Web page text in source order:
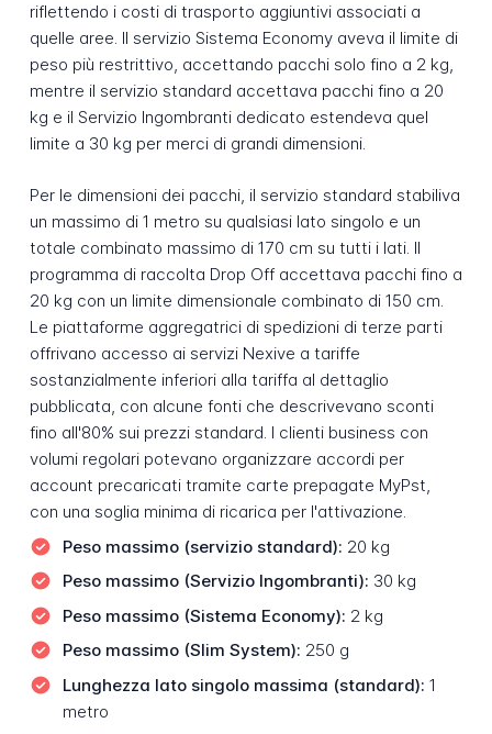
riflettendo i costi di trasporto aggiuntivi associati a
quelle aree. Il servizio Sistema Economy aveva il limite di
peso più restrittivo, accettando pacchi solo fino a 2 kg,
mentre il servizio standard accettava pacchi fino a 20
kg e il Servizio Ingombranti dedicato estendeva quel
limite a 30 kg per merci di grandi dimensioni.
Per le dimensioni dei pacchi, il servizio standard stabiliva
un massimo di 1 metro su qualsiasi lato singolo e un
totale combinato massimo di 170 cm su tutti i lati. Il
programma di raccolta Drop Off accettava pacchi fino a
20 kg con un limite dimensionale combinato di 150 cm.
Le piattaforme aggregatrici di spedizioni di terze parti
offrivano accesso ai servizi Nexive a tariffe
sostanzialmente inferiori alla tariffa al dettaglio
pubblicata, con alcune fonti che descrivevano sconti
fino all'80% sui prezzi standard. I clienti business con
volumi regolari potevano organizzare accordi per
account precaricati tramite carte prepagate MyPst,
con una soglia minima di ricarica per l'attivazione.
Peso massimo (servizio standard): 20 kg
Peso massimo (Servizio Ingombranti): 30 kg
Peso massimo (Sistema Economy): 2 kg
Peso massimo (Slim System): 250 g
Lunghezza lato singolo massima (standard): 1
metro